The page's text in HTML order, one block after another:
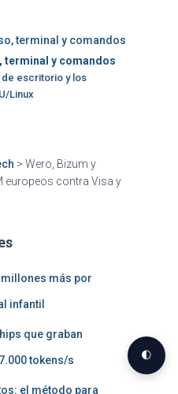
terminal y comandos
escritorio y los
Linux
> Wero, Bizum y
europeos contra Visa y
millones más por
infantil
que graban
tokens/s
el método para
🌓